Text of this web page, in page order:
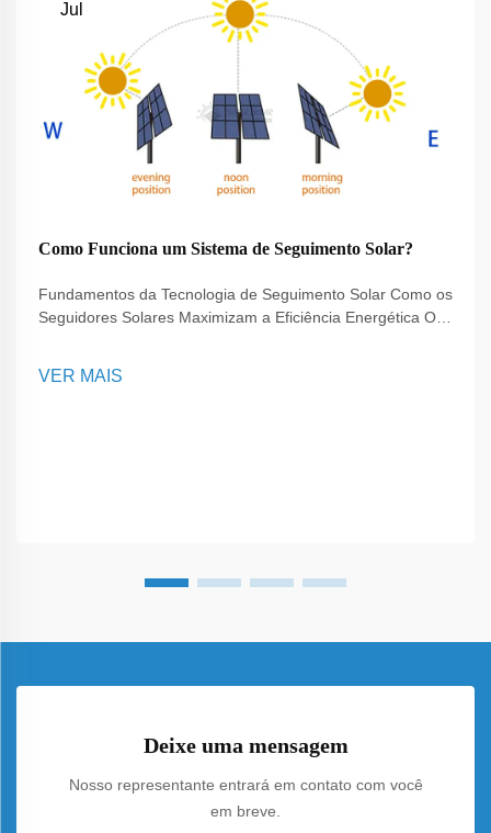
Jul
Como Funciona um Sistema de Seguimento Solar?
Fundamentos da Tecnologia de Seguimento Solar Como os
Seguidores Solares Maximizam a Eficiência Energética Os
Eles funcionam ajustando a orientação dos painéis solares
VER MAIS
Deixe uma mensagem
Nosso representante entrará em contato com você
em breve.